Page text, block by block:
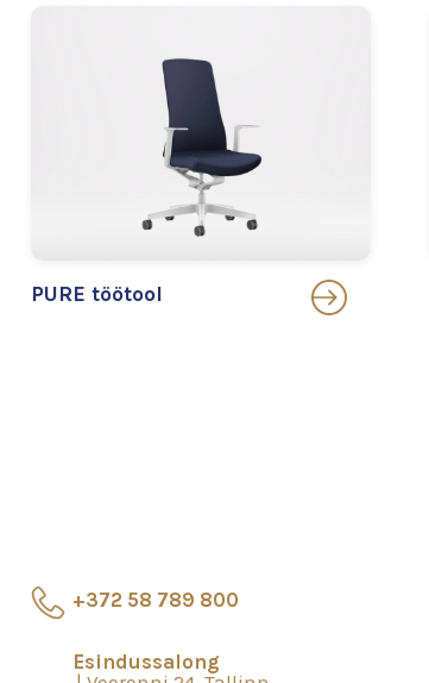
PURE töötool
+372 58 789 800
Esindussalong